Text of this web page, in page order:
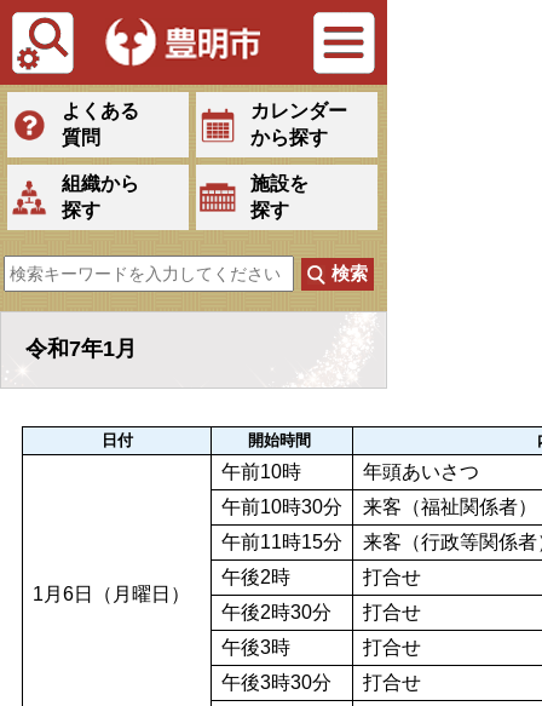
Tiếng Việt
よくある
質問
カレンダー
から探す
組織から
探す
施設を
探す
令和7年1月
日付 開始時間
1月6日（月曜日）
午前10時
年頭あいさつ
午前10時30分
来客（福祉関係者）
午前11時15分
来客（行政等関係者
午後2時
打合せ
午後2時30分
打合せ
午後3時
打合せ
午後3時30分
打合せ